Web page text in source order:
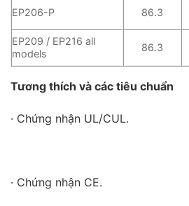
EP206-P 86.3
EP209 / EP216 all
models
86.3
Tương thích và các tiêu chuẩn
· Chứng nhận UL/CUL.
· Chứng nhận CE.